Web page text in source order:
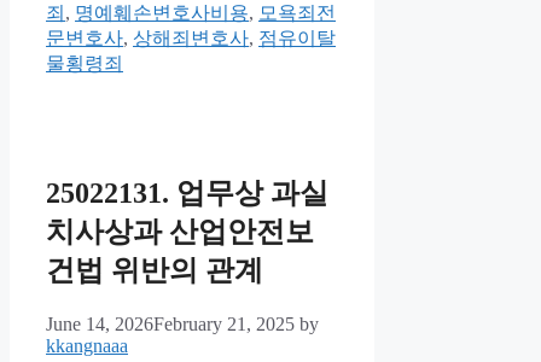
죄 , 명예훼손변호사비용, 모욕죄전
문변호사, 상해죄변호사, 점유이탈
물횡령죄
25022131. 업무상 과실
치사상과 산업안전보
건법 위반의 관계
June 14, 2026February 21, 2025 by
kkangnaaa